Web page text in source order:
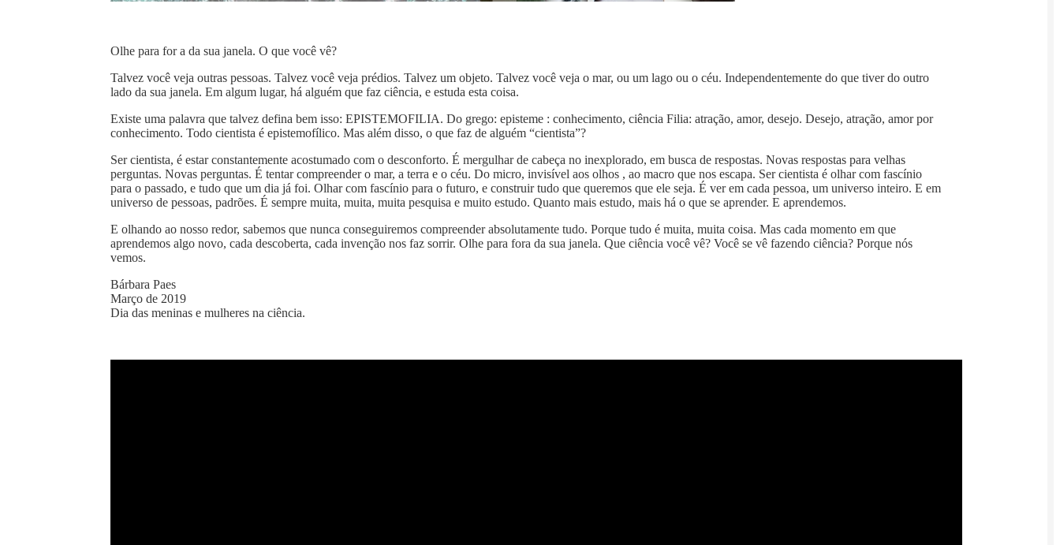
Olhe para for a da sua janela. O que você vê?
Talvez você veja outras pessoas. Talvez você veja prédios. Talvez um objeto. Talvez você veja o mar, ou um lago ou o céu. Independentemente do que tiver do outro
lado da sua janela. Em algum lugar, há alguém que faz ciência, e estuda esta coisa.
Existe uma palavra que talvez defina bem isso: EPISTEMOFILIA. Do grego: episteme : conhecimento, ciência Filia: atração, amor, desejo. Desejo, atração, amor por
conhecimento. Todo cientista é epistemofílico. Mas além disso, o que faz de alguém “cientista”?
Ser cientista, é estar constantemente acostumado com o desconforto. É mergulhar de cabeça no inexplorado, em busca de respostas. Novas respostas para velhas
perguntas. Novas perguntas. É tentar compreender o mar, a terra e o céu. Do micro, invisível aos olhos , ao macro que nos escapa. Ser cientista é olhar com fascínio
para o passado, e tudo que um dia já foi. Olhar com fascínio para o futuro, e construir tudo que queremos que ele seja. É ver em cada pessoa, um universo inteiro. E em
universo de pessoas, padrões. É sempre muita, muita, muita pesquisa e muito estudo. Quanto mais estudo, mais há o que se aprender. E aprendemos.
E olhando ao nosso redor, sabemos que nunca conseguiremos compreender absolutamente tudo. Porque tudo é muita, muita coisa. Mas cada momento em que
aprendemos algo novo, cada descoberta, cada invenção nos faz sorrir. Olhe para fora da sua janela. Que ciência você vê? Você se vê fazendo ciência? Porque nós
vemos.
Bárbara Paes
Março de 2019
Dia das meninas e mulheres na ciência.